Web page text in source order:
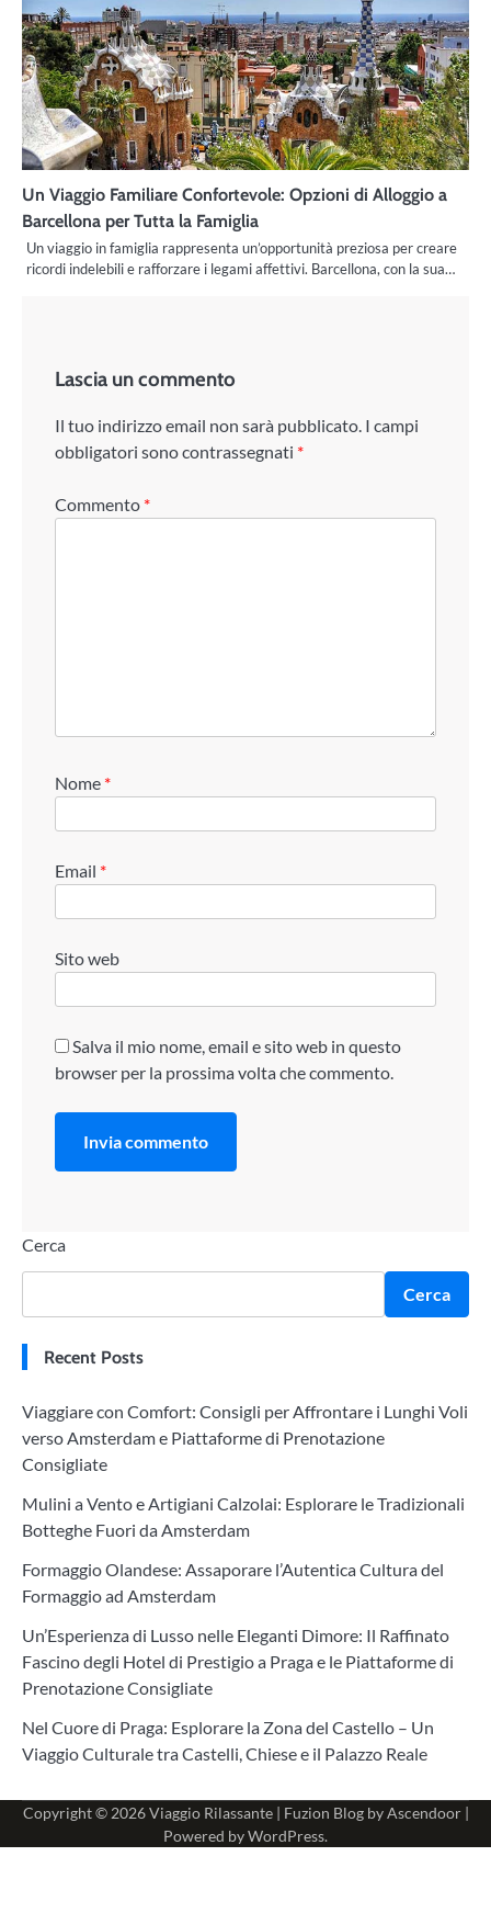
Un Viaggio Familiare Confortevole: Opzioni di Alloggio a
Barcellona per Tutta la Famiglia
Un viaggio in famiglia rappresenta un’opportunità preziosa per creare
ricordi indelebili e rafforzare i legami affettivi. Barcellona, con la sua…
Lascia un commento
Il tuo indirizzo email non sarà pubblicato. I campi
obbligatori sono contrassegnati *
Commento *
Nome *
Email *
Sito web
Salva il mio nome, email e sito web in questo
browser per la prossima volta che commento.
Cerca
Cerca
Recent Posts
Viaggiare con Comfort: Consigli per Affrontare i Lunghi Voli
verso Amsterdam e Piattaforme di Prenotazione
Consigliate
Mulini a Vento e Artigiani Calzolai: Esplorare le Tradizionali
Botteghe Fuori da Amsterdam
Formaggio Olandese: Assaporare l’Autentica Cultura del
Formaggio ad Amsterdam
Un’Esperienza di Lusso nelle Eleganti Dimore: Il Raffinato
Fascino degli Hotel di Prestigio a Praga e le Piattaforme di
Prenotazione Consigliate
Nel Cuore di Praga: Esplorare la Zona del Castello – Un
Viaggio Culturale tra Castelli, Chiese e il Palazzo Reale
Copyright © 2026Viaggio Rilassante| Fuzion Blog byAscendoor|
Powered byWordPress.